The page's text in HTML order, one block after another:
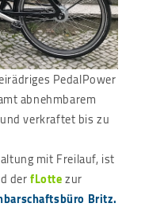
PedalPower
abnehmbarem
verkraftet bis zu
mit Freilauf, ist
derfLottezur
Britz.